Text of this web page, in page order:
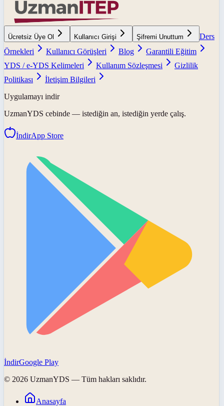
Ücretsiz Üye Ol Kullanıcı Girişi Şifremi Unuttum
Ders
Örnekleri
Kullanıcı Görüşleri Blog
Garantili Eğitim
YDS / e-YDS Kelimeleri
Kullanım Sözleşmesi
Gizlilik
Politikası
İletişim Bilgileri
Uygulamayı indir
UzmanYDS cebinde — istediğin an, istediğin yerde çalış.
İndirApp Store
İndirGoogle Play
© 2026 UzmanYDS — Tüm hakları saklıdır.
Anasayfa